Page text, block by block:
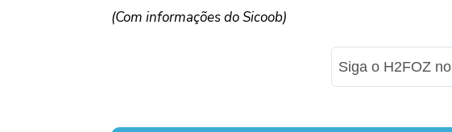
(Com informações do Sicoob)
Siga o H2FOZ no